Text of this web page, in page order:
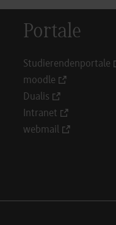
Portale
Studierendenportale
moodle
Dualis
Intranet
webmail